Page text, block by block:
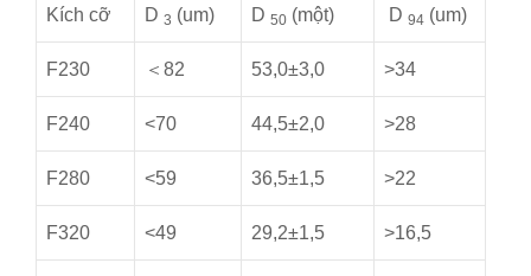
Kích cỡ D 3 (um) D 50 (một) D 94 (um)
F230 ＜82 53,0±3,0 >34
F240 <70 44,5±2,0 >28
F280 <59 36,5±1,5 >22
F320 <49 29,2±1,5 >16,5